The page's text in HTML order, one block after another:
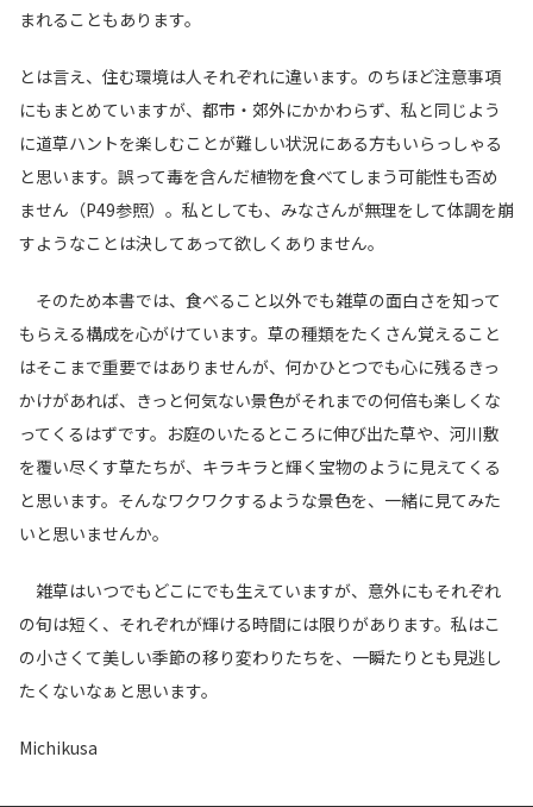
まれることもあります。
とは言え、住む環境は人それぞれに違います。のちほど注意事項
にもまとめていますが、都市・郊外にかかわらず、私と同じよう
に道草ハントを楽しむことが難しい状況にある方もいらっしゃる
と思います。誤って毒を含んだ植物を食べてしまう可能性も否め
ません（P49参照）。私としても、みなさんが無理をして体調を崩
すようなことは決してあって欲しくありません。
そのため本書では、食べること以外でも雑草の面白さを知って
もらえる構成を心がけています。草の種類をたくさん覚えること
はそこまで重要ではありませんが、何かひとつでも心に残るきっ
かけがあれば、きっと何気ない景色がそれまでの何倍も楽しくな
ってくるはずです。お庭のいたるところに伸び出た草や、河川敷
を覆い尽くす草たちが、キラキラと輝く宝物のように見えてくる
と思います。そんなワクワクするような景色を、一緒に見てみた
いと思いませんか。
雑草はいつでもどこにでも生えていますが、意外にもそれぞれ
の旬は短く、それぞれが輝ける時間には限りがあります。私はこ
の小さくて美しい季節の移り変わりたちを、一瞬たりとも見逃し
たくないなぁと思います。
Michikusa